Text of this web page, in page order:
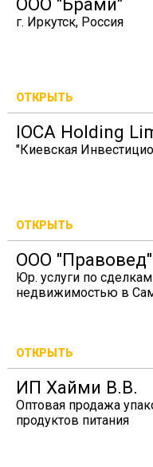
г. Иркутск, Россия
ОТКРЫТЬ
IOCA Holding
"Киевская
ОТКРЫТЬ
ООО "Правовед"
Юр. услуги по
недвижимостью в
ОТКРЫТЬ
ИП Хайми В.В.
Оптовая продажа
продуктов питания